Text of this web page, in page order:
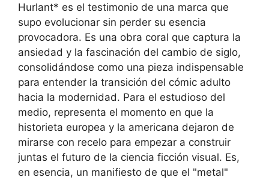
Hurlant* es el testimonio de una marca que
supo evolucionar sin perder su esencia
provocadora. Es una obra coral que captura la
ansiedad y la fascinación del cambio de siglo,
consolidándose como una pieza indispensable
para entender la transición del cómic adulto
hacia la modernidad. Para el estudioso del
medio, representa el momento en que la
historieta europea y la americana dejaron de
mirarse con recelo para empezar a construir
juntas el futuro de la ciencia ficción visual. Es,
en esencia, un manifiesto de que el "metal"